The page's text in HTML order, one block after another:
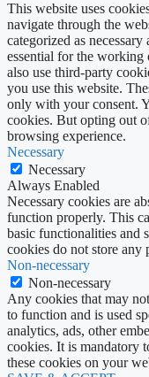
This website uses
navigate through the
categorized as
essential for the working
also use third-party
you use this website.
only with your consent.
cookies. But opting out
browsing experience.
Necessary
Necessary
Always Enabled
Necessary cookies are
function properly. This
basic functionalities and
cookies do not store any
Non-necessary
Non-necessary
Any cookies that may
to function and is used
analytics, ads, other
cookies. It is mandatory
these cookies on your